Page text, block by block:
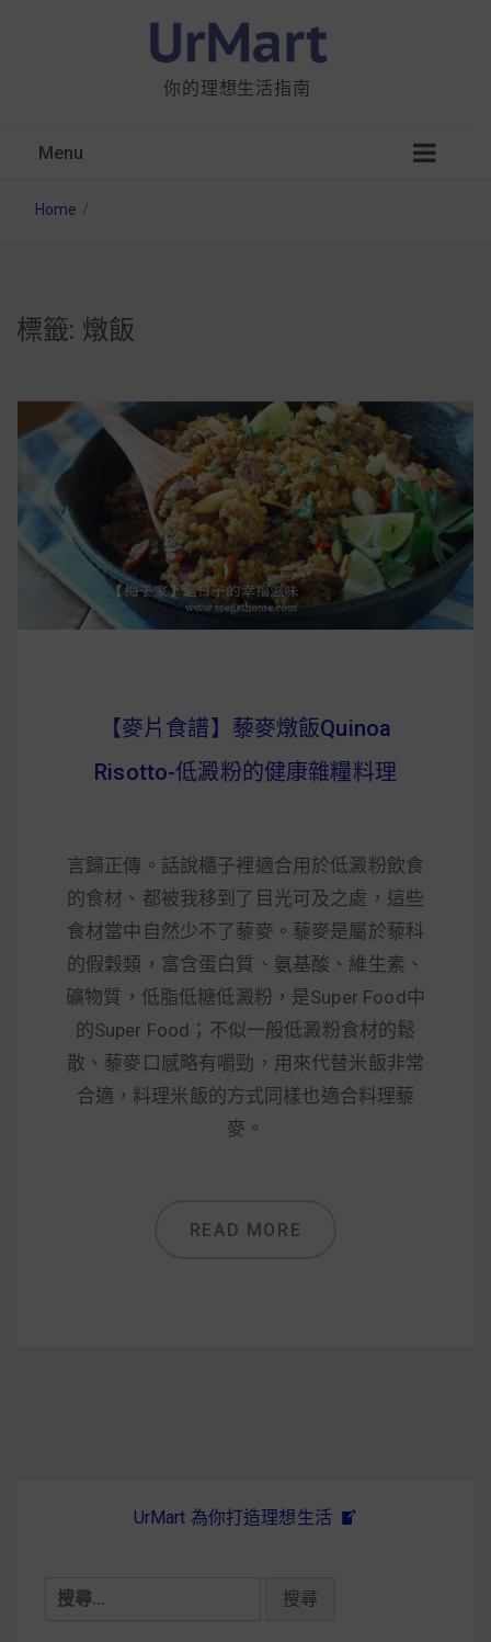
你的理想生活指南
Menu
星巴克都用 OATLY 泡咖啡？市售燕麥奶大剖
無麩質食物清單一覽：燕麥、麵包還有餅乾，
早餐這樣料理最適合！
早上沒時間做早餐？10 款隔夜更美味的燕麥粥
簡單料理
清楚！
啦！
減醣食材推薦
減醣料理食譜
Home /
標籤: 燉飯
【麥片食譜】藜麥燉飯Quinoa
Risotto-低澱粉的健康雜糧料理
言歸正傳。話說櫃子裡適合用於低澱粉飲食
的食材、都被我移到了目光可及之處，這些
食材當中自然少不了藜麥。藜麥是屬於藜科
的假穀類，富含蛋白質、氨基酸、維生素、
礦物質，低脂低糖低澱粉，是Super Food中
的Super Food；不似一般低澱粉食材的鬆
散、藜麥口感略有嚼勁，用來代替米飯非常
合適，料理米飯的方式同樣也適合料理藜
麥。
READ MORE
UrMart 為你打造理想生活
搜